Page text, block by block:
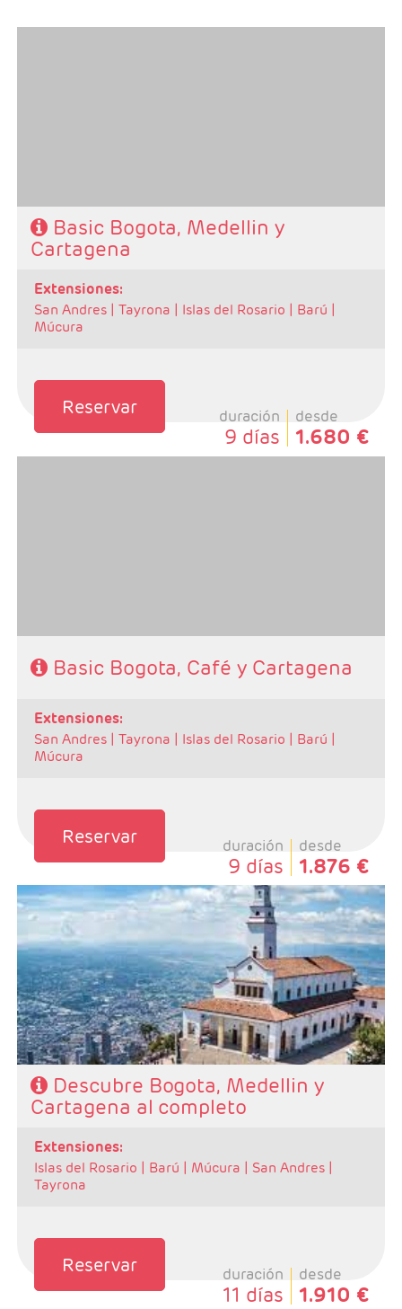
Basic Bogota, Medellin y
Cartagena
extensiones:
San Andres | Tayrona | Islas del Rosario | Barú |
Múcura
Reservar duración
9 días
desde
1.680 €
Basic Bogota, Café y Cartagena
extensiones:
San Andres | Tayrona | Islas del Rosario | Barú |
Múcura
Reservar duración
9 días
desde
1.876 €
- Salidas: Diarias
- Ruta: 3 noches Bogotá, 3 nochesMedellin y 3 noches
Cartagena (ampliables)
- Categoría hotelera: Libre elección
- Régimen: Según programa
Descubre Bogota, Medellin y
Cartagena al completo
extensiones:
Islas del Rosario | Barú | Múcura | San Andres |
Tayrona
Reservar duración
11 días
desde
1.910 €